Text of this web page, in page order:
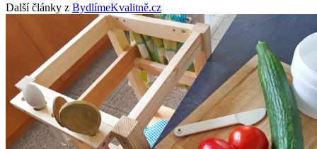
Další články z BydlímeKvalitně.cz